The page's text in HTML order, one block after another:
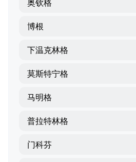
奥钦格
博根
下温克林格
莫斯特宁格
马明格
普拉特林格
门科芬